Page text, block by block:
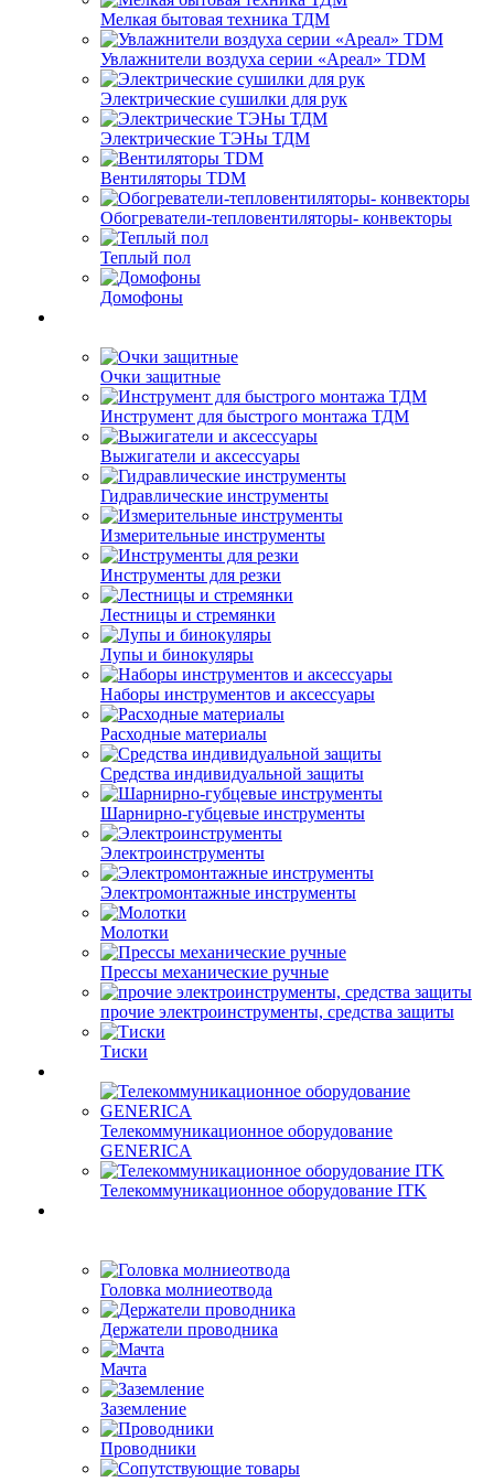
Мелкая бытовая техника ТДМ
Увлажнители воздуха серии «Ареал» TDM
Электрические сушилки для рук
Электрические ТЭНы ТДМ
Вентиляторы TDM
Обогреватели-тепловентиляторы- конвекторы
Теплый пол
Домофоны
Очки защитные
Инструмент для быстрого монтажа ТДМ
Выжигатели и аксессуары
Гидравлические инструменты
Измерительные инструменты
Инструменты для резки
Лестницы и стремянки
Лупы и бинокуляры
Наборы инструментов и аксессуары
Расходные материалы
Средства индивидуальной защиты
Шарнирно-губцевые инструменты
Электроинструменты
Электромонтажные инструменты
Молотки
Прессы механические ручные
прочие электроинструменты, средства защиты
Тиски
Телекоммуникационное оборудование
GENERICA
Телекоммуникационное оборудование ITK
Головка молниеотвода
Держатели проводника
Мачта
Заземление
Проводники